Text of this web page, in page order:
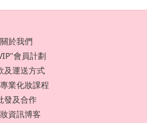
關於我們
會員計劃
及運送方式
業化妝課程
發及合作
資訊博客